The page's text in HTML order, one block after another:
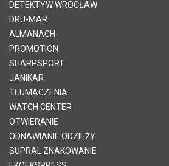
DETEKTYW WROCŁAW
DRU-MAR
ALMANACH
PROMOTION
SHARPSPORT
JANIKAR
TŁUMACZENIA
WATCH CENTER
OTWIERANIE
ODNAWIANIE ODZIEŻY
SUPRAL ZNAKOWANIE